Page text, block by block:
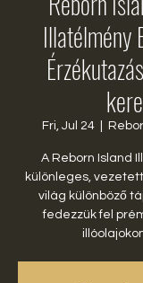
Illatélmény
Fri, Jul 24
A Reborn Island
különleges,
világ különböző
fedezzük fel